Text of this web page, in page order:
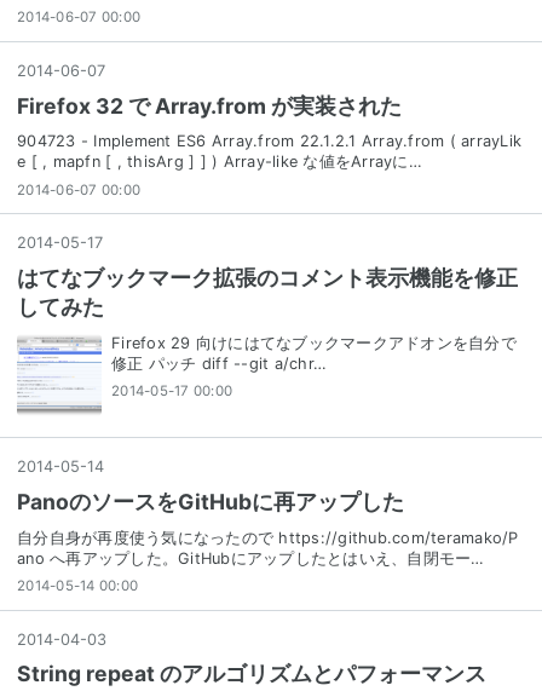
2014-06-07 00:00
2014-06-07
Firefox 32 で Array.from が実装された
904723 - Implement ES6 Array.from 22.1.2.1 Array.from ( arrayLik
e [ , mapfn [ , thisArg ] ] ) Array-like な値をArrayに…
2014-06-07 00:00
2014-05-17
はてなブックマーク拡張のコメント表示機能を修正
してみた
Firefox 29 向けにはてなブックマークアドオンを自分で
修正 パッチ diff --git a/chr…
2014-05-17 00:00
2014-05-14
PanoのソースをGitHubに再アップした
自分自身が再度使う気になったので https://github.com/teramako/P
ano へ再アップした。GitHubにアップしたとはいえ、自閉モー…
2014-05-14 00:00
2014-04-03
String repeat のアルゴリズムとパフォーマンス